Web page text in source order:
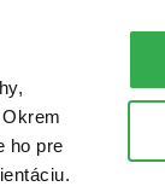
ho pre